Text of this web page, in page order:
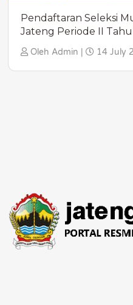
Pendaftaran Seleksi
Jateng Periode II
Oleh Admin | 14 July